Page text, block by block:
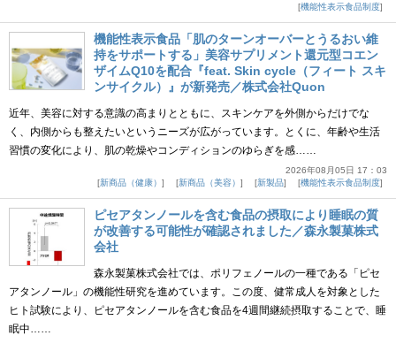
機能性表示食品制度
機能性表示食品「肌のターンオーバーとうるおい維
持をサポートする」美容サプリメント還元型コエン
ザイムQ10を配合『feat. Skin cycle（フィート スキ
ンサイクル）』が新発売／株式会社Quon
近年、美容に対する意識の高まりとともに、スキンケアを外側からだけでな
く、内側からも整えたいというニーズが広がっています。とくに、年齢や生活
習慣の変化により、肌の乾燥やコンディションのゆらぎを感……
2026年08月05日 17：03
新商品（健康）
新商品（美容） 新製品 機能性表示食品制度
ピセアタンノールを含む食品の摂取により睡眠の質
が改善する可能性が確認されました／森永製菓株式
会社
森永製菓株式会社では、ポリフェノールの一種である「ピセ
アタンノール」の機能性研究を進めています。この度、健常成人を対象とした
ヒト試験により、ピセアタンノールを含む食品を4週間継続摂取することで、睡
眠中……